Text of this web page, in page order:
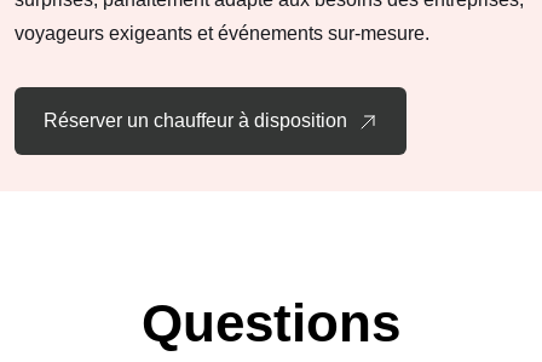
voyageurs exigeants et événements sur-mesure.
Réserver un chauffeur à disposition
Questions